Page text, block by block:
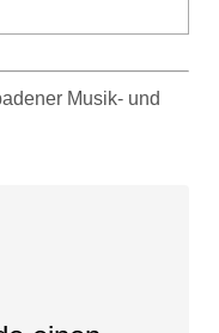
Musik- und